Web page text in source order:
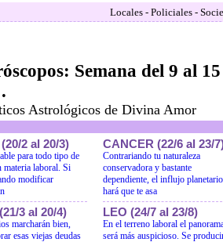
Locales - Policiales -
Semana del 9 al
Astrológicos de Divina Amor
2 al 20/3)
para todo tipo de
materia laboral. Si
modificar
3 al 20/4)
marcharán bien,
esas viejas deudas
CANCER (22/6 al 23/
Contrariando tu naturaleza
conservadora y bastante
dependiente, el influjo planetario
hará que te asa
LEO (24/7 al 23/8)
En el terreno laboral el
será más auspicioso. Se